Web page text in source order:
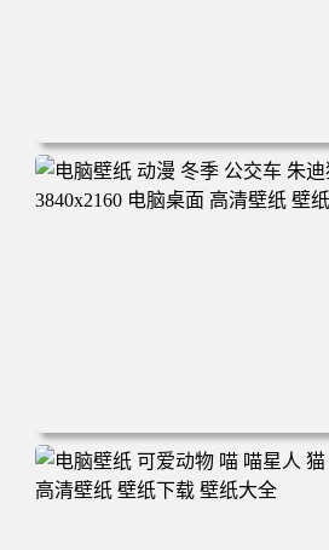
电脑壁纸 完美世界 荒天帝石昊 4K高
高清壁纸 壁纸下载 壁纸大全
电脑壁纸 动漫 冬季 公交车 朱迪狐尼
160 电脑桌面 高清壁纸 壁纸下载 壁纸